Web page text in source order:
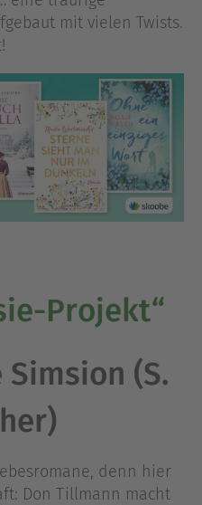
mit vielen Twists.
Projekt“
(S.
denn hier
Don Tillmann macht